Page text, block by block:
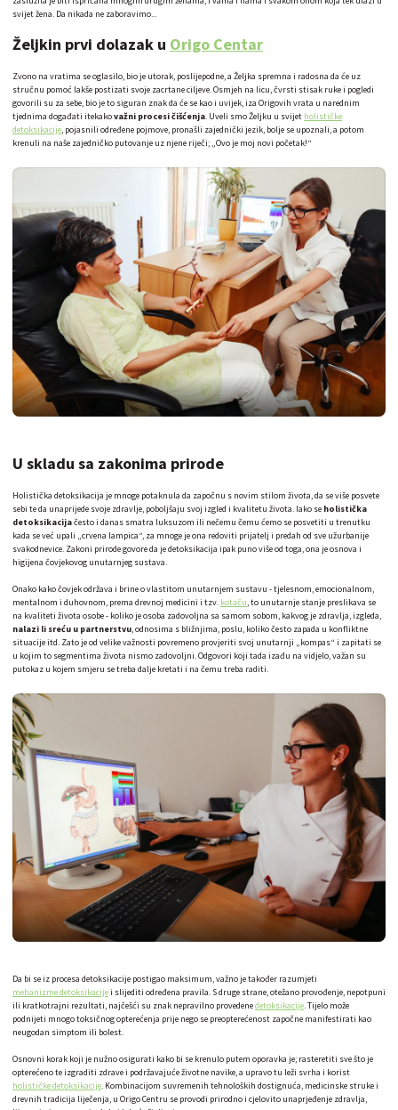
svijet žena. Da nikada ne zaboravimo...
Željkin prvi dolazak u Origo Centar
Zvono na vratima se oglasilo, bio je utorak, poslijepodne, a Željka spremna i radosna da će uz
stručnu pomoć lakše postizati svoje zacrtane ciljeve. Osmjeh na licu, čvrsti stisak ruke i pogledi
govorili su za sebe, bio je to siguran znak da će se kao i uvijek, iza Origovih vrata u narednim
tjednima događati itekakovažni procesi čišćenja. Uveli smo Željku u svijet holističke
detoksikacije, pojasnili određene pojmove, pronašli zajednički jezik, bolje se upoznali, a potom
krenuli na naše zajedničko putovanje uz njene riječi; „Ovo je moj novi početak!“
U skladu sa zakonima prirode
Holistička detoksikacija je mnoge potaknula da započnu s novim stilom života, da se više posvete
sebi te da unaprijede svoje zdravlje, poboljšaju svoj izgled i kvalitetu života. Iako se holistička
detoksikacijačesto i danas smatra luksuzom ili nečemu čemu ćemo se posvetiti u trenutku
kada se već upali „crvena lampica“, za mnoge je ona redoviti prijatelj i predah od sve užurbanije
svakodnevice. Zakoni prirode govore da je detoksikacija ipak puno više od toga, ona je osnova i
higijena čovjekovog unutarnjeg sustava.
Onako kako čovjek održava i brine o vlastitom unutarnjem sustavu - tjelesnom, emocionalnom,
mentalnom i duhovnom, prema drevnoj medicini i tzv. kotaču , to unutarnje stanje preslikava se
na kvaliteti života osobe - koliko je osoba zadovoljna sa samom sobom, kakvog je zdravlja, izgleda,
nalazi li sreću u partnerstvu , odnosima s bližnjima, poslu, koliko često zapada u konfliktne
situacije itd. Zato je od velike važnosti povremeno provjeriti svoj unutarnji „kompas“ i zapitati se
u kojim to segmentima života nismo zadovoljni. Odgovori koji tada izađu na vidjelo, važan su
putokaz u kojem smjeru se treba dalje kretati i na čemu treba raditi.
Da bi se iz procesa detoksikacije postigao maksimum, važno je također razumjeti
mehanizme detoksikacijei slijediti određena pravila. S druge strane, otežano provođenje, nepotpuni
ili kratkotrajni rezultati, najčešći su znak nepravilno provedenedetoksikacije. Tijelo može
podnijeti mnogo toksičnog opterećenja prije nego se preopterećenost započne manifestirati kao
neugodan simptom ili bolest.
Osnovni korak koji je nužno osigurati kako bi se krenulo putem oporavka je; rasteretiti sve što je
opterećeno te izgraditi zdrave i podržavajuće životne navike, a upravo tu leži svrha i korist
holističke detoksikacije. Kombinacijom suvremenih tehnoloških dostignuća, medicinske struke i
drevnih tradicija liječenja, u Origo Centru se provodi prirodno i cjelovito unaprjeđenje zdravlja,